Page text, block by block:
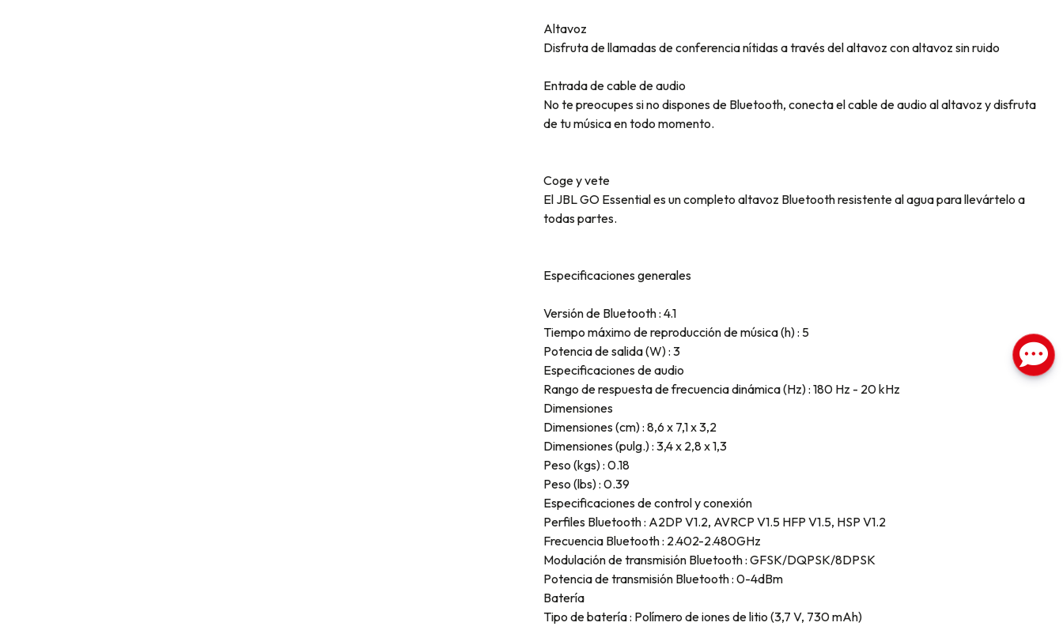
Altavoz
Disfruta de llamadas de conferencia nítidas a través del altavoz con altavoz sin ruido
Entrada de cable de audio
No te preocupes si no dispones de Bluetooth, conecta el cable de audio al altavoz y disfruta
de tu música en todo momento.
Coge y vete
El JBL GO Essential es un completo altavoz Bluetooth resistente al agua para llevártelo a
todas partes.
Especificaciones generales
Versión de Bluetooth : 4.1
Tiempo máximo de reproducción de música (h) : 5
Potencia de salida (W) : 3
Especificaciones de audio
Rango de respuesta de frecuencia dinámica (Hz) : 180 Hz - 20 kHz
Dimensiones
Dimensiones (cm) : 8,6 x 7,1 x 3,2
Dimensiones (pulg.) : 3,4 x 2,8 x 1,3
Peso (kgs) : 0.18
Peso (lbs) : 0.39
Especificaciones de control y conexión
Perfiles Bluetooth : A2DP V1.2, AVRCP V1.5 HFP V1.5, HSP V1.2
Frecuencia Bluetooth : 2.402-2.480GHz
Modulación de transmisión Bluetooth : GFSK/DQPSK/8DPSK
Potencia de transmisión Bluetooth : 0-4dBm
Batería
Tipo de batería : Polímero de iones de litio (3,7 V, 730 mAh)